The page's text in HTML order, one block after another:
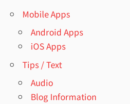
Mobile Apps
Android Apps
iOS Apps
Tips / Text
Audio
Blog Information